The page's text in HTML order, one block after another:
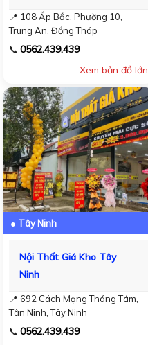
📍 108 Ấp Bắc, Phường 10,
Trung An, Đồng Tháp
📞 0562.439.439
Xem bản đồ lớn
● Tây Ninh
Nội Thất Giá Kho Tây
Ninh
📍 692 Cách Mạng Tháng Tám,
Tân Ninh, Tây Ninh
📞 0562.439.439